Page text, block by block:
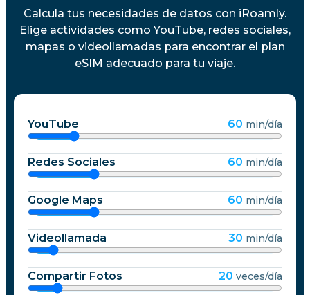
Calcula tus necesidades de datos con iRoamly.
Elige actividades como YouTube, redes sociales,
mapas o videollamadas para encontrar el plan
eSIM adecuado para tu viaje.
YouTube 60 min/día
Redes Sociales 60 min/día
Google Maps 60 min/día
Videollamada 30 min/día
Compartir Fotos 20 veces/día